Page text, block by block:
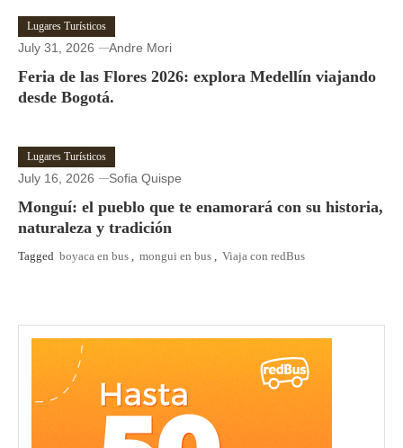
Lugares Turísticos
July 31, 2026 Andre Mori
Feria de las Flores 2026: explora Medellín viajando
desde Bogotá.
Lugares Turísticos
July 16, 2026 Sofia Quispe
Monguí: el pueblo que te enamorará con su historia,
naturaleza y tradición
Tagged boyaca en bus , mongui en bus , Viaja con redBus